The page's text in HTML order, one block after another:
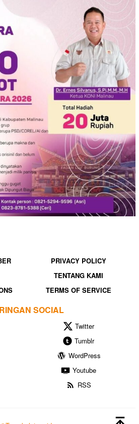
PRIVACY POLICY
TENTANG KAMI
TERMS OF SERVICE
SOCIAL
Twitter
Tumblr
WordPress
Youtube
RSS